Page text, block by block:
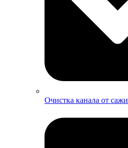
Очистка канала от сажи